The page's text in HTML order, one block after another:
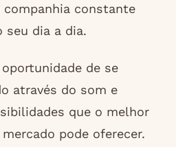
companhia constante
seu dia a dia.
de se
através do som e
que o melhor
pode oferecer.